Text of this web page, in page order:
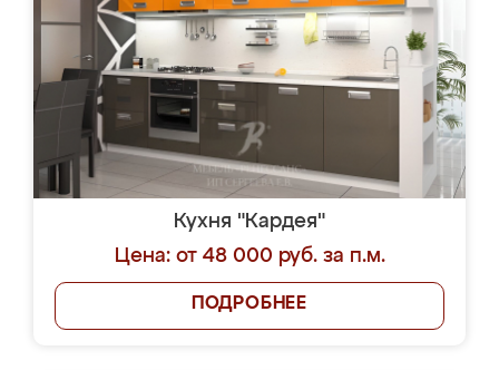
Кухня "Кардея"
Цена: от 48 000 руб. за п.м.
ПОДРОБНЕЕ